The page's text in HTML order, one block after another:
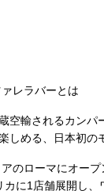
レラバーとは
空輸されるカンパ
しめる、日本初
のローマにオー
カに1店舗展開し